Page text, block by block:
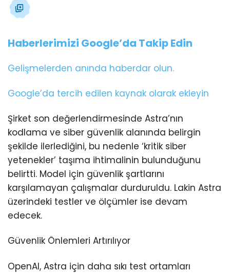
Haberlerimizi Google’da Takip Edin
Gelişmelerden anında haberdar olun.
Google’da tercih edilen kaynak olarak ekleyin
Şirket son değerlendirmesinde Astra’nın
kodlama ve siber güvenlik alanında belirgin
şekilde ilerlediğini, bu nedenle ‘kritik siber
yetenekler’ taşıma ihtimalinin bulunduğunu
belirtti. Model için güvenlik şartlarını
karşılamayan çalışmalar durduruldu. Lakin Astra
üzerindeki testler ve ölçümler ise devam
edecek.
Güvenlik Önlemleri Artırılıyor
OpenAI, Astra için daha sıkı test ortamları